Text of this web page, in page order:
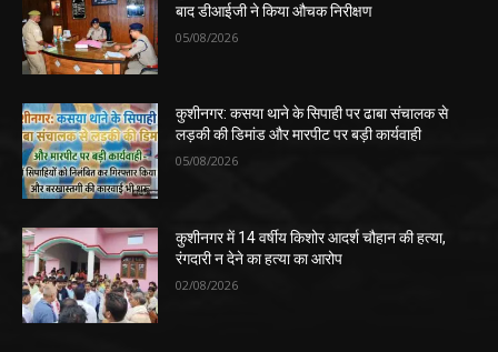
बाद डीआईजी ने किया औचक निरीक्षण
05/08/2026
कुशीनगर: कसया थाने के सिपाही पर ढाबा संचालक से
लड़की की डिमांड और मारपीट पर बड़ी कार्यवाही
05/08/2026
कुशीनगर में 14 वर्षीय किशोर आदर्श चौहान की हत्या,
रंगदारी न देने का हत्या का आरोप
02/08/2026